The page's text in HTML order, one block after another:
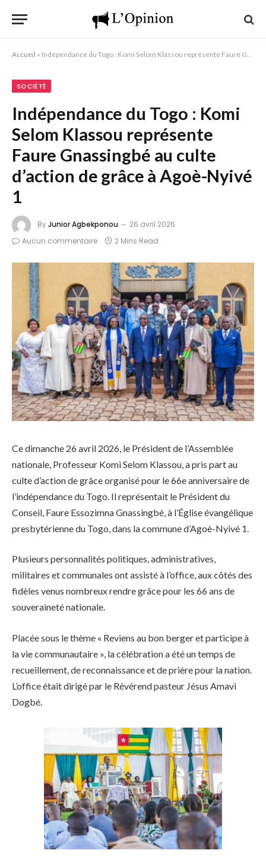
Accueil » Indépendance du Togo : Komi Selom Klassou représente Faure Gnassingbé au culte d’action de grâce à Agoè-Nyivé 1
SOCIÉTÉ
Indépendance du Togo : Komi
Selom Klassou représente
Faure Gnassingbé au culte
d’action de grâce à Agoè-Nyivé
1
ByJunior Agbekponou
26 avril 2026
Aucun commentaire
2 Mins Read
Ce dimanche 26 avril 2026, le Président de l’Assemblée
nationale, Professeur Komi Selom Klassou, a pris part au
culte d’action de grâce organisé pour le 66e anniversaire de
l’indépendance du Togo. Il représentait le Président du
Conseil, Faure Essozimna Gnassingbé, à l’Église évangélique
presbytérienne du Togo, dans la commune d’Agoè-Nyivé 1.
Plusieurs personnalités politiques, administratives,
militaires et communales ont assisté à l’office, aux côtés des
fidèles venus nombreux rendre grâce pour les 66 ans de
souveraineté nationale.
Placée sous le thème « Reviens au bon berger et participe à
la vie communautaire », la célébration a été un temps de
recueillement, de reconnaissance et de prière pour la nation.
L’office était dirigé par le Révérend pasteur Jésus Amavi
Dogbé.